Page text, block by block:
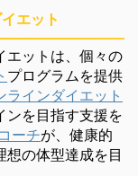
エット
エットは、個々の
プログラムを提供
ラインダイエット
ンを目指す支援を
ーチが、健康的
の体型達成を目